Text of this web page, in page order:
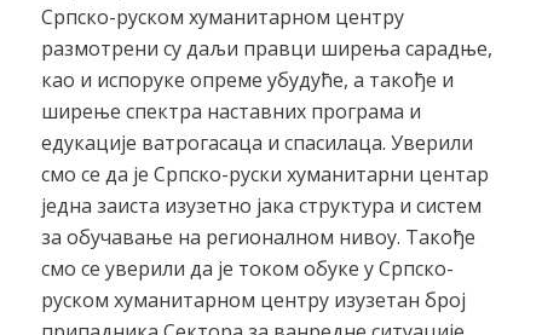
Српско-руском хуманитарном центру
размотрени су даљи правци ширења сарадње,
као и испоруке опреме убудуће, а такође и
ширење спектра наставних програма и
едукације ватрогасаца и спасилаца. Уверили
смо се да је Српско-руски хуманитарни центар
једна заиста изузетно јака структура и систем
за обучавање на регионалном нивоу. Такође
смо се уверили да је током обуке у Српско-
руском хуманитарном центру изузетан број